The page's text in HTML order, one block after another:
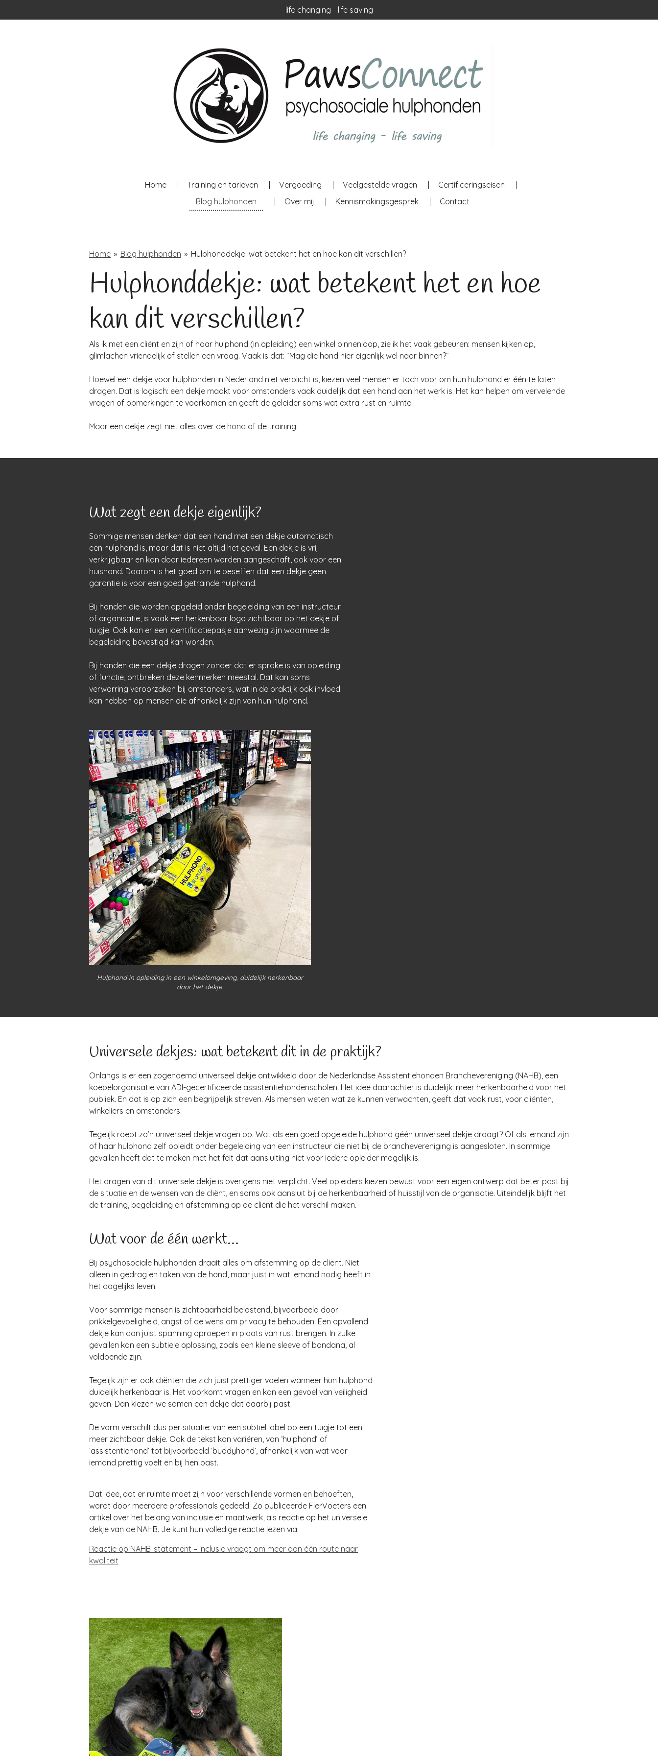
direct
life changing - life saving
Home Training en tarieven Vergoeding Veelgestelde vragen
Certificeringseisen
Blog hulphonden
Over mij Kennismakingsgesprek Contact
Home » Blog hulphonden » Hulphonddekje: wat betekent het en hoe kan dit verschillen?
Hulphonddekje: wat betekent het en hoe
kan dit verschillen?
Als ik met een cliënt en zijn of haar hulphond (in opleiding) een winkel binnenloop, zie ik het vaak gebeuren: mensen kijken op,
glimlachen vriendelijk of stellen een vraag. Vaak is dat: “Mag die hond hier eigenlijk wel naar binnen?”
Hoewel een dekje voor hulphonden in Nederland niet verplicht is, kiezen veel mensen er toch voor om hun hulphond er één te laten
dragen. Dat is logisch: een dekje maakt voor omstanders vaak duidelijk dat een hond aan het werk is. Het kan helpen om vervelende
vragen of opmerkingen te voorkomen en geeft de geleider soms wat extra rust en ruimte.
Maar een dekje zegt niet alles over de hond of de training.
Wat zegt een dekje eigenlijk?
Sommige mensen denken dat een hond met een dekje automatisch
een hulphond is, maar dat is niet altijd het geval. Een dekje is vrij
verkrijgbaar en kan door iedereen worden aangeschaft, ook voor een
huishond. Daarom is het goed om te beseffen dat een dekje geen
garantie is voor een goed getrainde hulphond.
Bij honden die worden opgeleid onder begeleiding van een instructeur
of organisatie, is vaak een herkenbaar logo zichtbaar op het dekje of
tuigje. Ook kan er een identificatiepasje aanwezig zijn waarmee de
begeleiding bevestigd kan worden.
Bij honden die een dekje dragen zonder dat er sprake is van opleiding
of functie, ontbreken deze kenmerken meestal. Dat kan soms
verwarring veroorzaken bij omstanders, wat in de praktijk ook invloed
kan hebben op mensen die afhankelijk zijn van hun hulphond.
Hulphond in opleiding in een winkelomgeving, duidelijk herkenbaar
door het dekje.
Universele dekjes: wat betekent dit in de praktijk?
Onlangs is er een zogenoemd universeel dekje ontwikkeld door de Nederlandse Assistentiehonden Branchevereniging (NAHB), een
koepelorganisatie van ADI-gecertificeerde assistentiehondenscholen. Het idee daarachter is duidelijk: meer herkenbaarheid voor het
publiek. En dat is op zich een begrijpelijk streven. Als mensen weten wat ze kunnen verwachten, geeft dat vaak rust, voor cliënten,
winkeliers en omstanders.
Tegelijk roept zo’n universeel dekje vragen op. Wat als een goed opgeleide hulphond géén universeel dekje draagt? Of als iemand zijn
of haar hulphond zelf opleidt onder begeleiding van een instructeur die niet bij de branchevereniging is aangesloten. In sommige
gevallen heeft dat te maken met het feit dat aansluiting niet voor iedere opleider mogelijk is.
Het dragen van dit universele dekje is overigens niet verplicht. Veel opleiders kiezen bewust voor een eigen ontwerp dat beter past bij
de situatie en de wensen van de cliënt, en soms ook aansluit bij de herkenbaarheid of huisstijl van de organisatie. Uiteindelijk blijft het
de training, begeleiding en afstemming op de cliënt die het verschil maken.
Wat voor de één werkt...
Bij psychosociale hulphonden draait alles om afstemming op de cliënt. Niet
alleen in gedrag en taken van de hond, maar juist in wat iemand nodig heeft in
het dagelijks leven.
Voor sommige mensen is zichtbaarheid belastend, bijvoorbeeld door
prikkelgevoeligheid, angst of de wens om privacy te behouden. Een opvallend
dekje kan dan juist spanning oproepen in plaats van rust brengen. In zulke
gevallen kan een subtiele oplossing, zoals een kleine sleeve of bandana, al
voldoende zijn.
Tegelijk zijn er ook cliënten die zich juist prettiger voelen wanneer hun hulphond
duidelijk herkenbaar is. Het voorkomt vragen en kan een gevoel van veiligheid
geven. Dan kiezen we samen een dekje dat daarbij past.
De vorm verschilt dus per situatie: van een subtiel label op een tuigje tot een
meer zichtbaar dekje. Ook de tekst kan variëren, van ‘hulphond’ of
‘assistentiehond’ tot bijvoorbeeld ‘buddyhond’, afhankelijk van wat voor
iemand prettig voelt en bij hen past.
Dat idee, dat er ruimte moet zijn voor verschillende vormen en behoeften,
wordt door meerdere professionals gedeeld. Zo publiceerde FierVoeters een
artikel over het belang van inclusie en maatwerk, als reactie op het universele
dekje van de NAHB. Je kunt hun volledige reactie lezen via:
Reactie op NAHB-statement – Inclusie vraagt om meer dan één route naar
kwaliteit